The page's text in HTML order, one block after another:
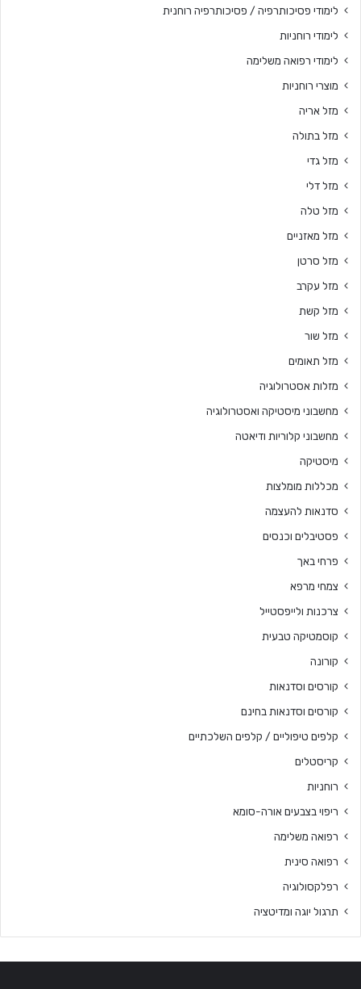
לימודי פסיכותרפיה / פסיכותרפיה רוחנית
לימודי רוחניות
לימודי רפואה משלימה
מוצרי רוחניות
מזל אריה
מזל בתולה
מזל גדי
מזל דלי
מזל טלה
מזל מאזניים
מזל סרטן
מזל עקרב
מזל קשת
מזל שור
מזל תאומים
מזלות אסטרולוגיה
מחשבוני מיסטיקה ואסטרולוגיה
מחשבוני קלוריות ודיאטה
מיסטיקה
מכללות מומלצות
סדנאות להעצמה
פסטיבלים וכנסים
פרחי באך
צמחי מרפא
צרכנות ולייפסטייל
קוסמטיקה טבעית
קורונה
קורסים וסדנאות
קורסים וסדנאות בחינם
קלפים טיפוליים / קלפים השלכתיים
קריסטלים
רוחניות
ריפוי בצבעים אורה-סומא
רפואה משלימה
רפואה סינית
רפלקסולוגיה
תרגול יוגה ומדיטציה